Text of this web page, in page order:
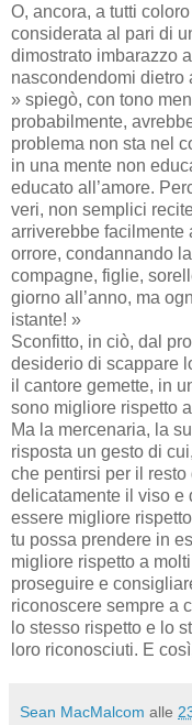
O, ancora, a tutti
considerata al pari di
dimostrato imbarazzo
nascondendomi dietro
» spiegò, con tono
probabilmente,
problema non sta nel
in una mente non
educato all’amore.
veri, non semplici
arriverebbe facilmente
orrore, condannando
compagne, figlie,
giorno all’anno, ma
istante! »
Sconfitto, in ciò, dal
desiderio di scappare
il cantore gemette, in
sono migliore rispetto
Ma la mercenaria, la
risposta un gesto di
che pentirsi per il
delicatamente il viso e
essere migliore
tu possa prendere in
migliore rispetto a
proseguire e
riconoscere sempre a
lo stesso rispetto e lo
loro riconosciuti. E
Sean MacMalcom alle